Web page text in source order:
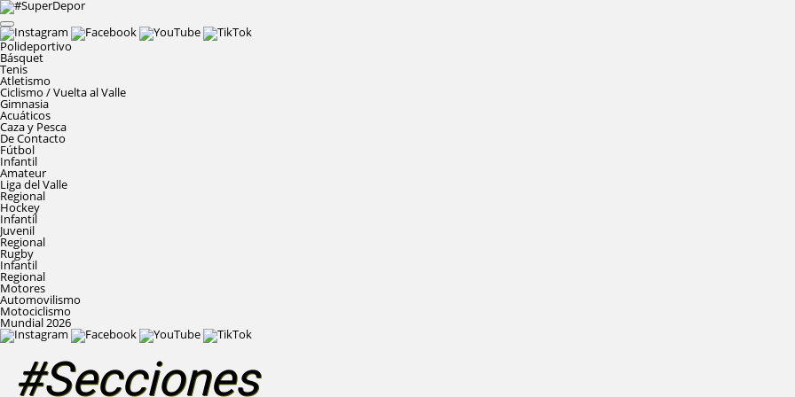
Polideportivo
Básquet
Tenis
Atletismo
Ciclismo / Vuelta al Valle
Gimnasia
Acuáticos
Caza y Pesca
De Contacto
Fútbol
Infantil
Amateur
Liga del Valle
Regional
Hockey
Infantil
Juvenil
Regional
Rugby
Infantil
Regional
Motores
Automovilismo
Motociclismo
Mundial 2026
#Secciones